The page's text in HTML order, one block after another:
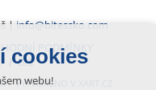
| info@bitessko.com
PODMÍNKY
GIS
VYTVOŘENO V XART.CZ
cookies
webu!